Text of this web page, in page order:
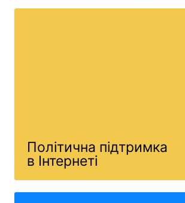
Політична підтримка
в Інтернеті